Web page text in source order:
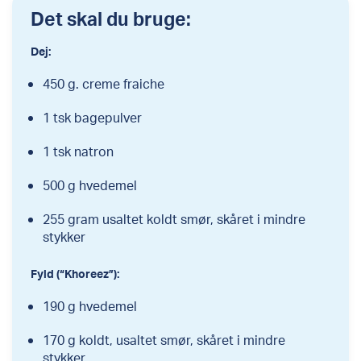
Det skal du bruge:
Dej:
450 g. creme fraiche
1 tsk bagepulver
1 tsk natron
500 g hvedemel
255 gram usaltet koldt smør, skåret i mindre
stykker
Fyld (“Khoreez”):
190 g hvedemel
170 g koldt, usaltet smør, skåret i mindre
stykker